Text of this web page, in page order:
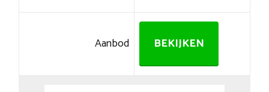
Aanbod BEKIJKEN